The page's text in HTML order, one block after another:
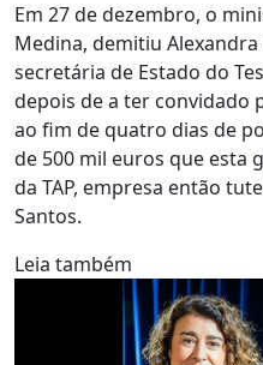
Em 27 de dezembro, o
Medina, demitiu
secretária de Estado do
depois de a ter convidado
ao fim de quatro dias de
de 500 mil euros que esta
da TAP, empresa então
Santos.
Leia também